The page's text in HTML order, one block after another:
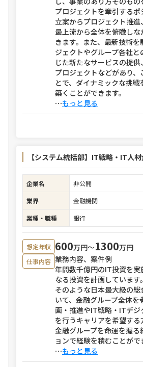
プロジェクトを牽引する
立案からプロジェクト推進
最上流から全体を俯瞰し
きます。また、最新技術
ジェクトやグループ各社
じた新たなサービスの提
プロジェクトなどがあり、
とで、ダイナミックな挑
築くことができます。
⋯もっと見る
【システム統括部】IT戦略・IT人
企業名
非公開
業界
金融機関
業種・職種
銀行
想定年収 600万円〜1300万円
仕事内容 業務内容、案件例
年間数千億円のIT投資を実
なる投資を計画していま
そのような日本最大級の
いて、金融グループ全体
画・推進やIT戦略・ITデ
を行うキャリアを希望する
金融グループを命運を握る
ョンで経験を積むことがで
⋯もっと見る